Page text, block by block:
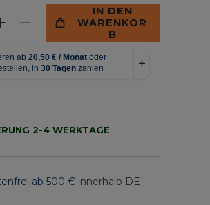
IN DEN
WARENKOR
B
2-4 WERKTAGE
ab 500 € innerhalb DE